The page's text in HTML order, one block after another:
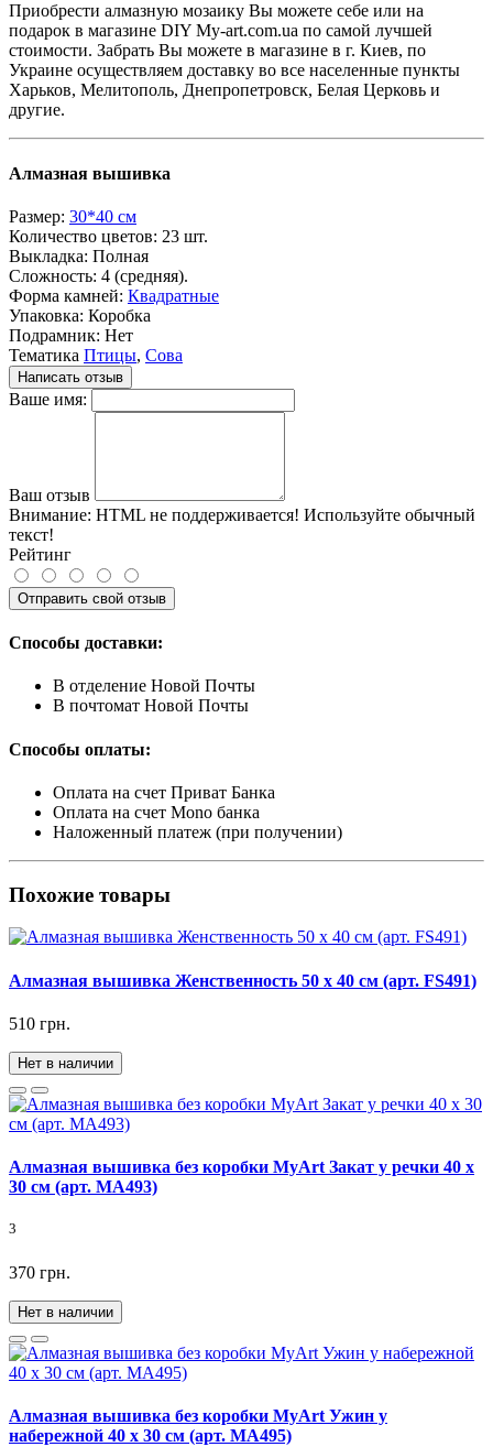
Приобрести алмазную мозаику Вы можете себе или на
подарок в магазине DIY My-art.com.ua по самой лучшей
стоимости. Забрать Вы можете в магазине в г. Киев, по
Украине осуществляем доставку во все населенные пункты
Харьков, Мелитополь, Днепропетровск, Белая Церковь и
другие.
Алмазная вышивка
Размер: 30*40 см
Количество цветов: 23 шт.
Выкладка: Полная
Сложность: 4 (средняя).
Форма камней: Квадратные
Упаковка: Коробка
Подрамник: Нет
Тематика Птицы, Сова
Написать отзыв
Ваше имя:
Ваш отзыв
Внимание: HTML не поддерживается! Используйте обычный
текст!
Рейтинг
Отправить свой отзыв
Способы доставки:
В отделение Новой Почты
В почтомат Новой Почты
Способы оплаты:
Оплата на счет Приват Банка
Оплата на счет Mono банка
Наложенный платеж (при получении)
Похожие товары
Алмазная вышивка Женственность 50 х 40 см (арт. FS491)
510 грн.
Нет в наличии
Алмазная вышивка без коробки MyArt Закат у речки 40 х
30 см (арт. MA493)
3
370 грн.
Нет в наличии
Алмазная вышивка без коробки MyArt Ужин у
набережной 40 х 30 см (арт. MA495)